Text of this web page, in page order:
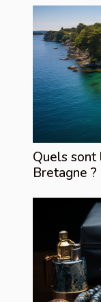
Quels
Bretagne ?